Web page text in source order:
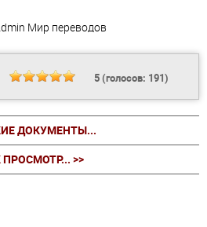
Мир переводов
5(голосов: 191)
ДОКУМЕНТЫ...
ПРОСМОТР... >>